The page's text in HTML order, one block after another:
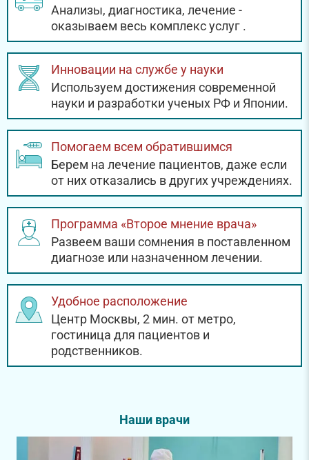
Анализы, диагностика, лечение -
оказываем весь комплекс услуг .
Инновации на службе у науки
Используем достижения современной
науки и разработки ученых РФ и Японии.
Помогаем всем обратившимся
Берем на лечение пациентов, даже если
от них отказались в других учреждениях.
Программа «Второе мнение врача»
Развеем ваши сомнения в поставленном
диагнозе или назначенном лечении.
Удобное расположение
Центр Москвы, 2 мин. от метро,
гостиница для пациентов и
родственников.
Наши врачи